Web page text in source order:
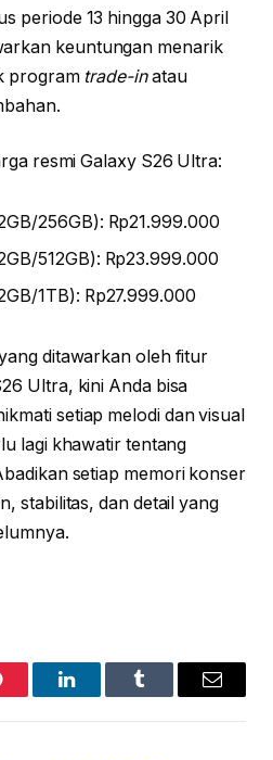
periode 13 hingga 30 April
keuntungan menarik
program trade-inatau
resmi Galaxy S26 Ultra:
256GB): Rp21.999.000
512GB): Rp23.999.000
1TB): Rp27.999.000
ditawarkan oleh fitur
Ultra, kini Anda bisa
setiap melodi dan visual
lagi khawatir tentang
setiap memori konser
stabilitas, dan detail yang
LinkedInTumblr Email